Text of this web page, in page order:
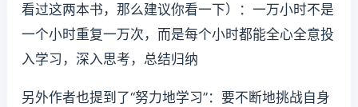
看过这两本书，那么建议你看一下）：一万小时不是
一个小时重复一万次，而是每个小时都能全心全意投
入学习，深入思考，总结归纳
另外作者也提到了“努力地学习”：要不断地挑战自身